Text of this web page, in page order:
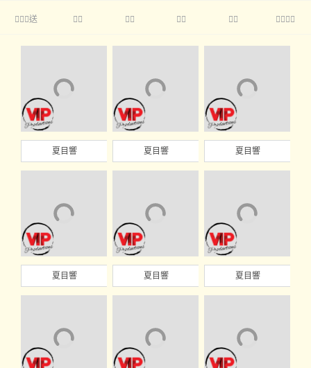
送     
夏目響 夏目響 夏目響
夏目響 夏目響 夏目響